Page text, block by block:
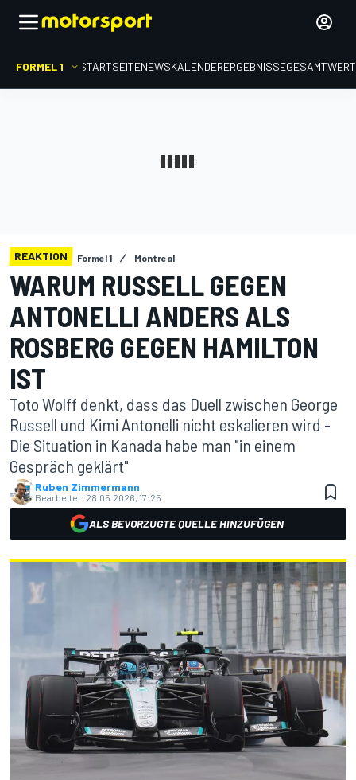
FORMEL 1 STARTSEITENEWSKALENDERERGEBNISSE
REAKTION Formel 1 Montreal
WARUM RUSSELL GEGEN
ANTONELLI ANDERS ALS
ROSBERG GEGEN HAMILTON
IST
Toto Wolff denkt, dass das Duell zwischen George
Russell und Kimi Antonelli nicht eskalieren wird -
Die Situation in Kanada habe man "in einem
Gespräch geklärt"
Ruben Zimmermann
Bearbeitet: 28.05.2026, 17:25
ALS BEVORZUGTE QUELLE HINZUFÜGEN